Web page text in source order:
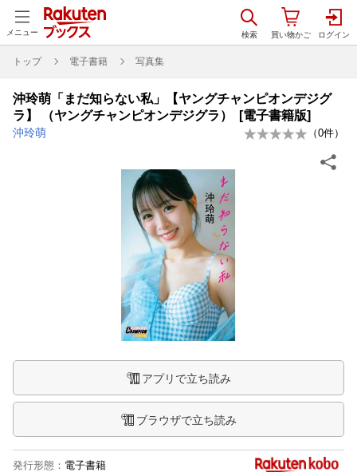
メニュー
トップ 電子書籍 写真集
沖玲萌「まだ知らない私」【ヤングチャンピオンデジグ
ラ】 （ヤングチャンピオンデジグラ） [電子書籍版]
沖玲萌 （0件）
アプリで立ち読み
ブラウザで立ち読み
発行形態 ： 電子書籍